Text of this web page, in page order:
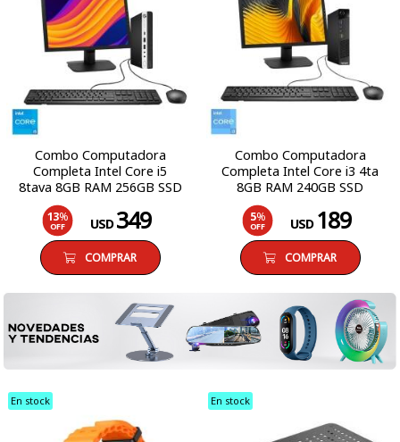
Combo Computadora
Completa Intel Core i5
8tava 8GB RAM 256GB SSD
Monitor LCD 19 Windows 11
Pro
13%
OFF USD 349
COMPRAR
Combo Computadora
Completa Intel Core i3 4ta
8GB RAM 240GB SSD
Monitor LCD 19 Windows 10
Pro
5%
OFF USD 189
COMPRAR
En stock En stock